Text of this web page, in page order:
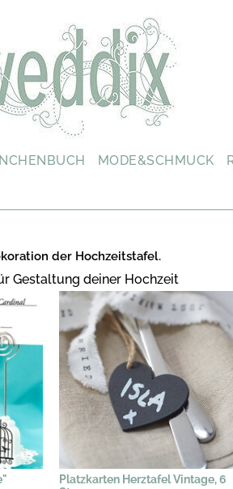
MODE&SCHMUCK
der Hochzeitstafel.
Gestaltung deiner Hochzeit
Platzkarten Herztafel Vintage, 6